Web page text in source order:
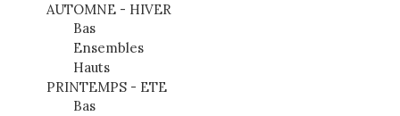
AUTOMNE - HIVER
Bas
Ensembles
Hauts
PRINTEMPS - ETE
Bas